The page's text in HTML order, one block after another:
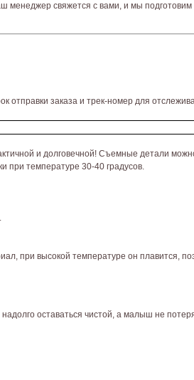
свяжется с вами, и мы
заказа и трек-номер для
и долговечной! Съемные детали
при температуре 30-40 градусов.
при высокой температуре он плавится,
оставаться чистой, а малыш не